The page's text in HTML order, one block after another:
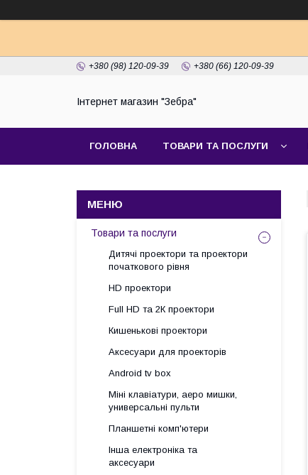
+380 (98) 120-09-39 +380 (66) 120-09-39
Інтернет магазин "Зебра"
ГОЛОВНА ТОВАРИ ТА ПОСЛУГИ
Товари та послуги
Дитячі проектори та проектори
початкового рівня
HD проектори
Full HD та 2К проектори
Кишенькові проектори
Аксесуари для проекторів
Android tv box
Міні клавіатури, аеро мишки,
универсальні пульти
Планшетні комп'ютери
Інша електроніка та
аксесуари